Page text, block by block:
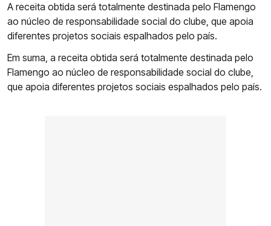
A receita obtida será totalmente destinada pelo Flamengo
ao núcleo de responsabilidade social do clube, que apoia
diferentes projetos sociais espalhados pelo país.
Em suma, a receita obtida será totalmente destinada pelo
Flamengo ao núcleo de responsabilidade social do clube,
que apoia diferentes projetos sociais espalhados pelo país.